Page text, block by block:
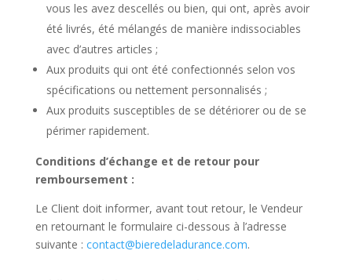
vous les avez descellés ou bien, qui ont, après avoir
été livrés, été mélangés de manière indissociables
avec d’autres articles ;
Aux produits qui ont été confectionnés selon vos
spécifications ou nettement personnalisés ;
Aux produits susceptibles de se détériorer ou de se
périmer rapidement.
Conditions d’échange et de retour pour
remboursement :
Le Client doit informer, avant tout retour, le Vendeur
en retournant le formulaire ci-dessous à l’adresse
suivante : contact@bieredeladurance.com.